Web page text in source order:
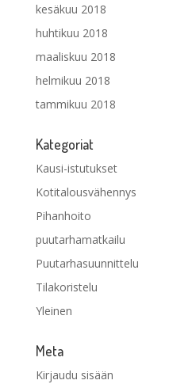
kesäkuu 2018
huhtikuu 2018
maaliskuu 2018
helmikuu 2018
tammikuu 2018
Kategoriat
Kausi-istutukset
Kotitalousvähennys
Pihanhoito
puutarhamatkailu
Puutarhasuunnittelu
Tilakoristelu
Yleinen
Meta
Kirjaudu sisään